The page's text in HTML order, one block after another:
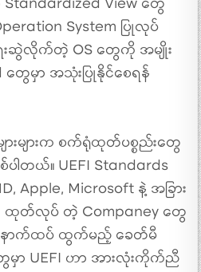
View တွေ
System ပြုလုပ်
ဆွဲလိုက်တဲ့ OS တွေကို အမျိုး
တွေမှာ အသုံးပြုနိုင်စေရန်
ားများက စက်ရုံထုတ်ပစ္စည်းတွေ
ပါတယ်။ UEFI Standards
Apple, Microsoft နဲ့ အခြား
ထုတ်လုပ် တဲ့ Companey တွေ
နောက်ထပ် ထွက်မည့် ခေတ်မီ
မှာ UEFI ဟာ အားလုံးကိုက်ညီ